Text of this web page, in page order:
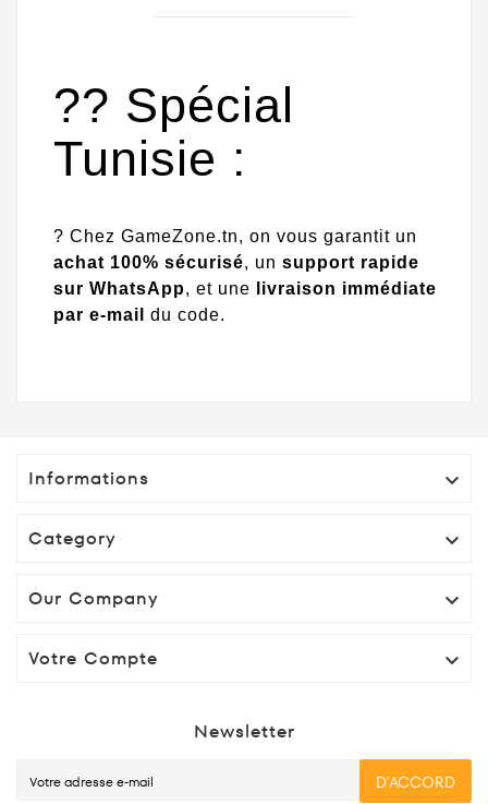
?? Spécial
Tunisie :
? Chez GameZone.tn, on vous garantit un
achat 100% sécurisé, un support rapide
sur WhatsApp, et une
livraison immédiate
par e-mail
du code.
Informations 
Category 
Our Company 
Votre Compte 
Newsletter
D'ACCORD